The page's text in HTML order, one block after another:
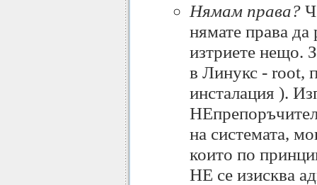
Нямам права?
нямате права
изтриете нещо.
в Линукс - root,
инсталация ).
на системата,
които по
НЕ се изисква